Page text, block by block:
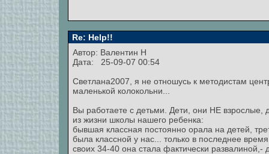
Re: Help!!
Автор: Валентин Н
Дата: 25-09-07 00:54
Светлана2007, я не отношусь к методистам
маленькой колокольни...
Вы работаете с детьми. Дети, они НЕ взрослые,
из жизни школы нашего ребенка:
бывшая классная постоянно орала на детей,
была классной у нас... только в последнее
своих 34-40 она стала фактически развалиной,-